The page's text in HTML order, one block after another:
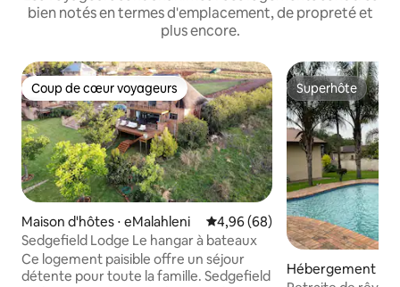
bien notés en termes d'emplacement, de propreté et
plus encore.
Coup de cœur voyageurs
Coup de cœur voyageurs
Maison d'hôtes ⋅ eMalahleni Évaluation moyenne sur la
4,96 (68)
Sedgefield Lodge Le hangar à bateaux
Ce logement paisible offre un séjour
détente pour toute la famille. Sedgefield
Superhôte
Superhôte
Hébergement ⋅